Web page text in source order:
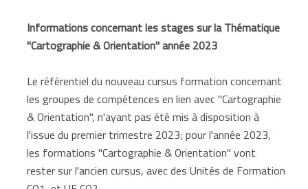
Informations concernant les stages sur la Thématique
"Cartographie & Orientation" année 2023
Le référentiel du nouveau cursus formation concernant
les groupes de compétences en lien avec "Cartographie
& Orientation", n'ayant pas été mis à disposition à
l'issue du premier trimestre 2023; pour l'année 2023,
les formations "Cartographie & Orientation" vont
rester sur l'ancien cursus, avec des Unités de Formation